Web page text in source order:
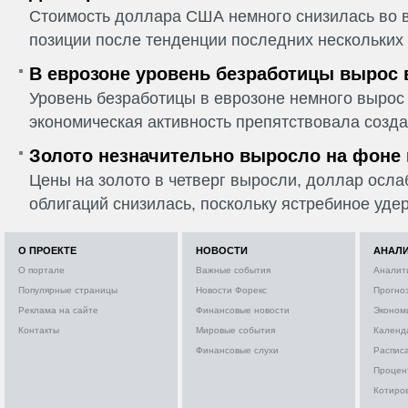
Стоимость доллара США немного снизилась во
позиции после тенденции последних
В еврозоне уровень безработицы вырос
Уровень безработицы в еврозоне немного
экономическая активность препятствовала
Золото незначительно выросло на фоне
Цены на золото в четверг выросли, доллар
облигаций снизилась, поскольку ястребиное
О ПРОЕКТЕ
О портале
Популярные страницы
Реклама на сайте
Контакты
НОВОСТИ
Важные события
Новости Форекс
Финансовые новости
Мировые события
Финансовые слухи